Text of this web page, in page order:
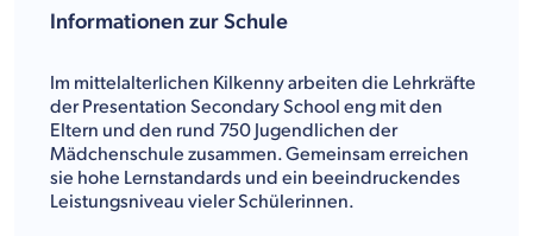
Informationen zur Schule
Im mittelalterlichen Kilkenny arbeiten die Lehrkräfte
der Presentation Secondary School eng mit den
Eltern und den rund 750 Jugendlichen der
Mädchenschule zusammen. Gemeinsam erreichen
sie hohe Lernstandards und ein beeindruckendes
Leistungsniveau vieler Schülerinnen.